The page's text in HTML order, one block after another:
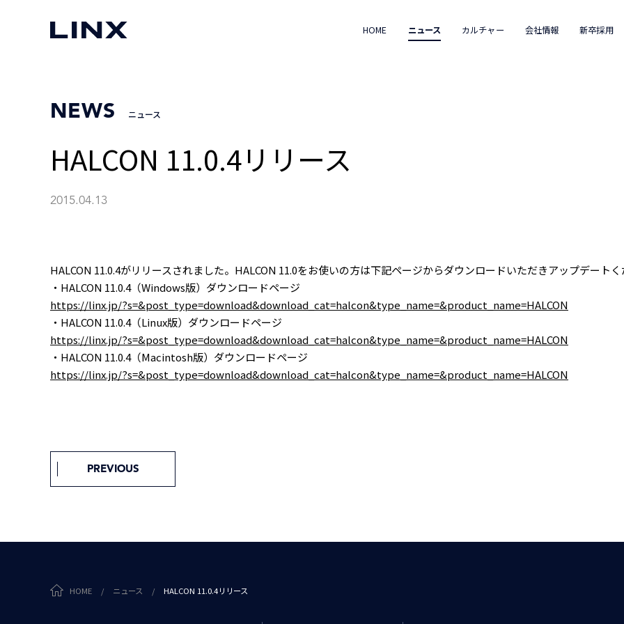
HOME ニュース カルチャー 会社情報 新卒採用
NEWS ニュース
HALCON 11.0.4リリース
2015.04.13
HALCON 11.0.4がリリースされました。HALCON 11.0をお使いの方は下記ページからダウンロードいただきアップデート
・HALCON 11.0.4（Windows版）ダウンロードページ
https://linx.jp/?s=&post_type=download&download_cat=halcon&type_name=&product_name=HALCON
・HALCON 11.0.4（Linux版）ダウンロードページ
https://linx.jp/?s=&post_type=download&download_cat=halcon&type_name=&product_name=HALCON
・HALCON 11.0.4（Macintosh版）ダウンロードページ
https://linx.jp/?s=&post_type=download&download_cat=halcon&type_name=&product_name=HALCON
PREVIOUS
HOME / ニュース / HALCON 11.0.4リリース